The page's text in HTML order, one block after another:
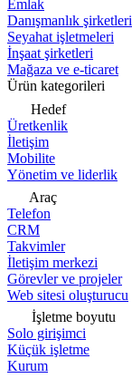
Emlak
Danışmanlık şirketleri
Seyahat işletmeleri
İnşaat şirketleri
Mağaza ve e-ticaret
Ürün kategorileri
Hedef
Üretkenlik
İletişim
Mobilite
Yönetim ve liderlik
Araç
Telefon
CRM
Takvimler
İletişim merkezi
Görevler ve projeler
Web sitesi oluşturucu
İşletme boyutu
Solo girişimci
Küçük işletme
Kurum